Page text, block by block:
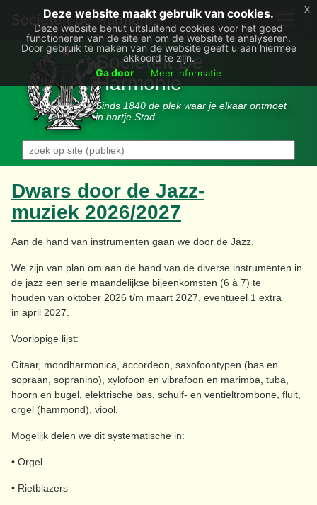
Deze website maakt gebruik van cookies.
Deze website benut uitsluitend cookies voor het goed
functioneren van de site en om de website te analyseren.
Door gebruik te maken van de website geeft u aan hiermee
akkoord te zijn.
Ga door
Meer informatie
x
Societëit de Harmonie
Sociëteit De
Harmonie
Sinds 1840 de plek waar je elkaar ontmoet
in hartje Stad
Dwars door de Jazz-
muziek 2026/2027
Aan de hand van instrumenten gaan we door de Jazz.
We zijn van plan om aan de hand van de diverse instrumenten in
de jazz een serie maandelijkse bijeenkomsten (6 à 7) te
houden van oktober 2026 t/m maart 2027, eventueel 1 extra
in april 2027.
Voorlopige lijst:
Gitaar, mondharmonica, accordeon, saxofoontypen (bas en
sopraan, sopranino), xylofoon en vibrafoon en marimba, tuba,
hoorn en bügel, elektrische bas, schuif- en ventieltrombone, fluit,
orgel (hammond), viool.
Mogelijk delen we dit systematische in:
• Orgel
• Rietblazers